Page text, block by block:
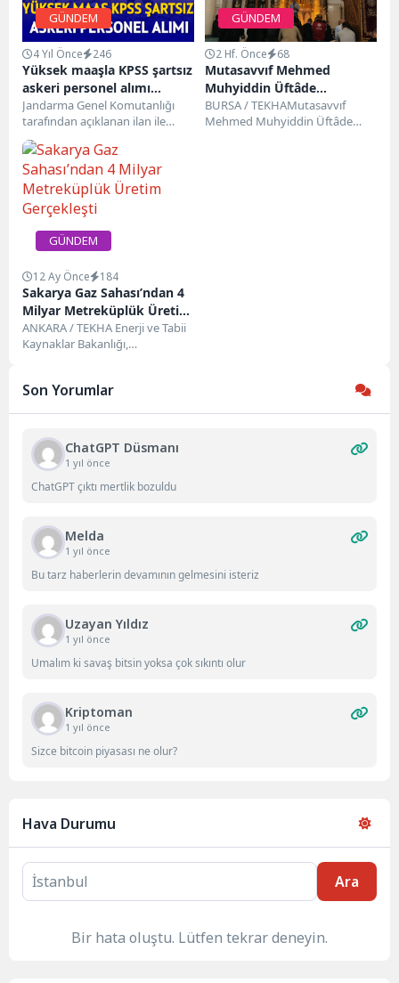
GÜNDEM
4 Yıl Önce 246
Yüksek maaşla KPSS şartsız
askeri personel alımı
yapılacak
Jandarma Genel Komutanlığı
tarafından açıklanan ilan ile
toplamda 7500 askeri personel
alımı yapılacağı belirtildi.
Jandarma...
GÜNDEM
2 Hf. Önce 68
Mutasavvıf Mehmed
Muhyiddin Üftâde
Hazretleri Bursa’da
Vefatının 446. Yıl
BURSA / TEKHAMutasavvıf
Mehmed Muhyiddin Üftâde
GÜNDEM
12 Ay Önce 184
Sakarya Gaz Sahası’ndan 4
Milyar Metreküplük Üretim
Gerçekleşti
ANKARA / TEKHA Enerji ve Tabii
Kaynaklar Bakanlığı,
yaklaşık...
Son Yorumlar
ChatGPT Düsmanı
1 yıl önce
ChatGPT çıktı mertlik bozuldu
Melda
1 yıl önce
Bu tarz haberlerin devamının gelmesini isteriz
Uzayan Yıldız
1 yıl önce
Umalım ki savaş bitsin yoksa çok sıkıntı olur
Kriptoman
1 yıl önce
Sizce bitcoin piyasası ne olur?
Hava Durumu
Ara
Bir hata oluştu. Lütfen tekrar deneyin.